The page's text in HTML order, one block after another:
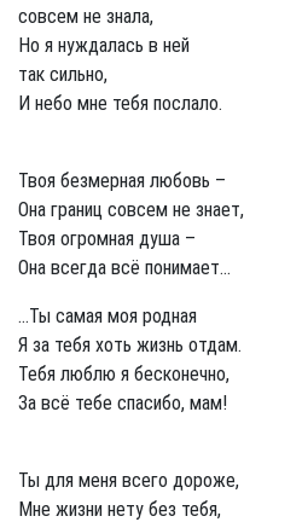
совсем не знала,
Но я нуждалась в ней
так сильно,
И небо мне тебя послало.
Твоя безмерная любовь –
Она границ совсем не знает,
Твоя огромная душа –
Она всегда всё понимает...
...Ты самая моя родная
Я за тебя хоть жизнь отдам.
Тебя люблю я бесконечно,
За всё тебе спасибо, мам!
Ты для меня всего дороже,
Мне жизни нету без тебя,